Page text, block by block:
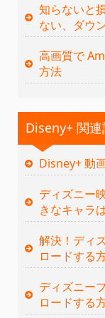
知らないと
ない、ダウ
高画質で
方法
Diseny+ 関
Disney+ 動
ディズニー
きなキャラ
解決！ディ
ロードする
ディズニー
ロードする